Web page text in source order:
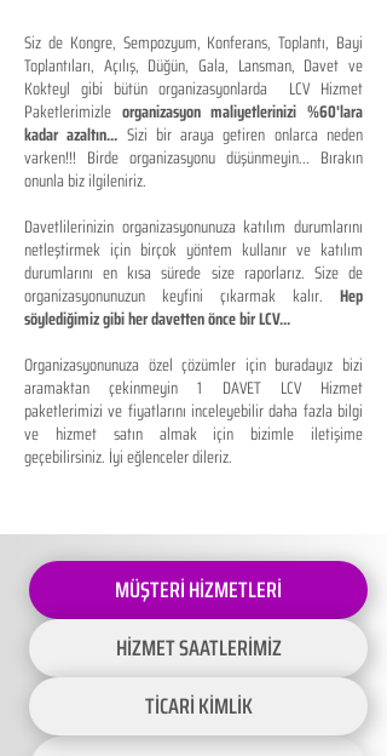
Siz de Kongre, Sempozyum, Konferans, Toplantı, Bayi
Toplantıları, Açılış, Düğün, Gala, Lansman, Davet ve
Kokteyl gibi bütün organizasyonlarda LCV Hizmet
Paketlerimizle organizasyon maliyetlerinizi %60'lara
kadar azaltın... Sizi bir araya getiren onlarca neden
varken!!! Birde organizasyonu düşünmeyin... Bırakın
onunla biz ilgileniriz.
Davetlilerinizin organizasyonunuza katılım durumlarını
netleştirmek için birçok yöntem kullanır ve katılım
durumlarını en kısa sürede size raporlarız. Size de
organizasyonunuzun keyfini çıkarmak kalır. Hep
söylediğimiz gibi her davetten önce bir LCV...
Organizasyonunuza özel çözümler için buradayız bizi
aramaktan çekinmeyin 1 DAVET LCV Hizmet
paketlerimizi ve fiyatlarını inceleyebilir daha fazla bilgi
ve hizmet satın almak için bizimle iletişime
geçebilirsiniz. İyi eğlenceler dileriz.
MÜŞTERİ HİZMETLERİ
HİZMET SAATLERİMİZ
TİCARİ KİMLİK